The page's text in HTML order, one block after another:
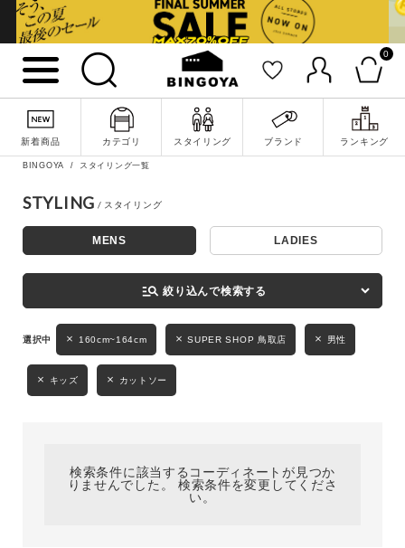
0
新着商品 カテゴリ スタイリング ブランド ランキング
詳細検索
キーワード
性別
MENS LADIES KIDS
BINGOYA スタイリング一覧
STYLING
MENS LADIES
manage_search 絞り込んで検索する
160cm~164cm SUPER SHOP 鳥取店 男性
キッズ カットソー
検索条件に該当するコーディネートが見つか
りませんでした。 検索条件を変更してくださ
い。